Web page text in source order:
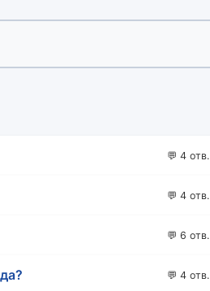
💬 4 отв.
💬 4 отв.
💬 6 отв.
💬 4 отв.